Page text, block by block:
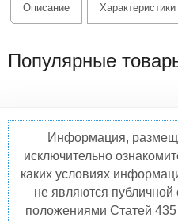
Описание Характеристики
Популярные
Информация,
исключительно
каких условиях
не являются
положениями Статей